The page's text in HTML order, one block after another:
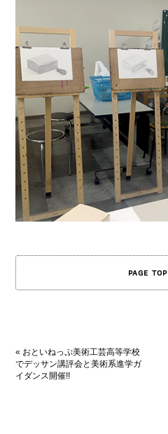
PAGE TOP
« おといねっぷ美術工芸高等学校
でデッサン講評会と美術系進学ガ
イダンス開催!!